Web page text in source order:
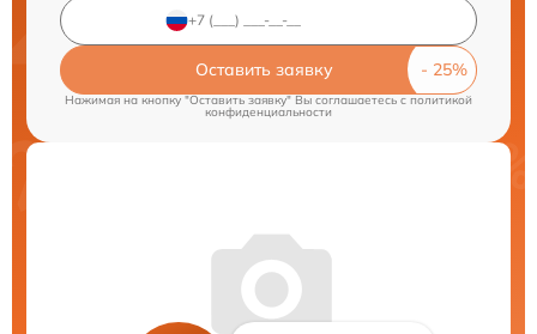
Оставить заявку
Нажимая на кнопку "Оставить заявку" Вы соглашаетесь cполитикой
конфиденциальности